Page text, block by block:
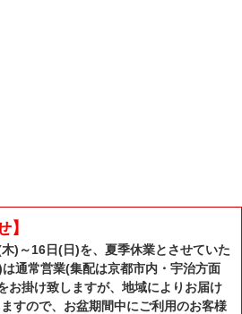
】
)～16日(日)を、夏季休業とさせていた
通常営業(集配は京都市内・宇治方面
お掛け致しますが、地域によりお届け
すので、お盆期間中にご利用のお客様